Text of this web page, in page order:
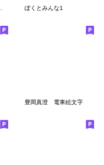
ぼくとみんな1
豊岡真澄 電車絵文字